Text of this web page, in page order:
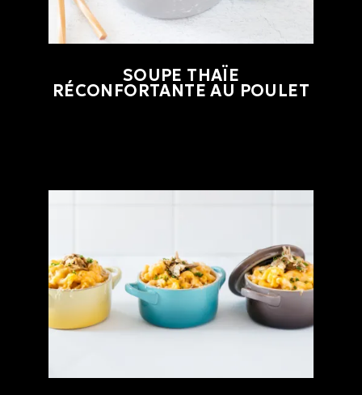
SOUPE THAÏE
RÉCONFORTANTE AU POULET